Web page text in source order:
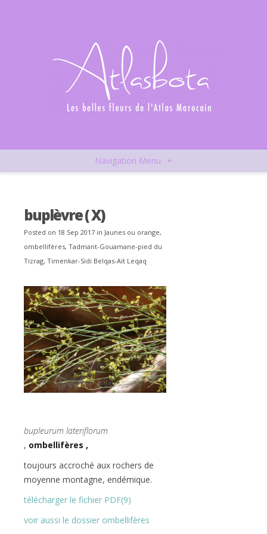
Navigation Menu +
buplèvre ( X)
Posted on 18 Sep 2017 in Jaunes ou orange,
ombellifères, Tadmant-Gouamane-pied du
Tizrag, Timenkar-Sidi Belqas-Aït Leqaq
bupleurum lateriflorum
, ombellifères ,
toujours accroché aux rochers de
moyenne montagne, endémique.
télécharger le fichier PDF(9)
voir aussi le dossier ombellifères